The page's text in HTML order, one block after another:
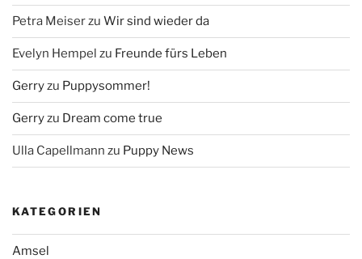
Petra Meiserzu Wir sind wieder da
Evelyn Hempel zu Freunde fürs Leben
Gerryzu Puppysommer!
Gerryzu Dream come true
Ulla Capellmann zu Puppy News
KATEGORIEN
Amsel